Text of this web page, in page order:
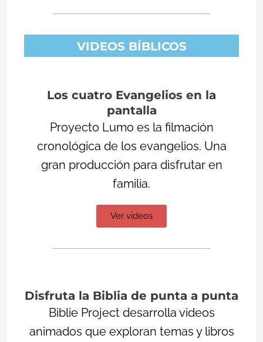
VIDEOS BÍBLICOS
Los cuatro Evangelios en la
pantalla
Proyecto Lumo es la filmación
cronológica de los evangelios. Una
gran producción para disfrutar en
familia.
Ver videos
Disfruta la Biblia de punta a punta
Biblie Project desarrolla videos
animados que exploran temas y libros